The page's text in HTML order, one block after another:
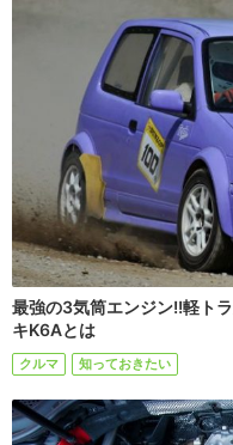
最強の3気筒エンジン!!軽ト
キK6Aとは
クルマ 知っておきたい